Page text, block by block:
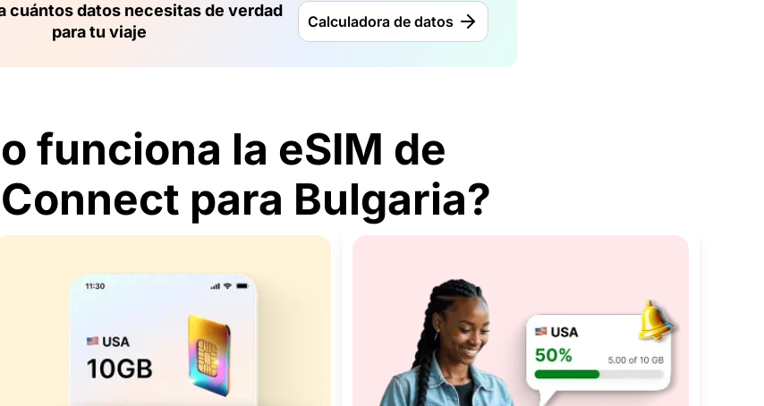
cuántos datos necesitas de verdad
para tu viaje
Calculadora de datos
funciona la eSIM de
para Bulgaria?